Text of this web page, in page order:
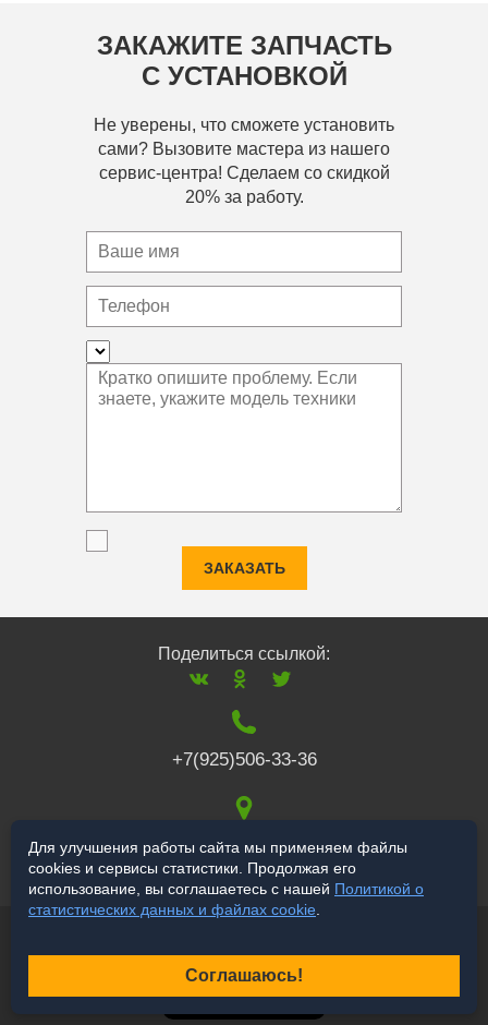
ЗАКАЖИТЕ ЗАПЧАСТЬ
С УСТАНОВКОЙ
Не уверены, что сможете установить
сами? Вызовите мастера из нашего
сервис-центра! Сделаем со скидкой
20% за работу.
ЗАКАЗАТЬ
Поделиться ссылкой:
+7(925)506-33-36
117519,г. Москва,
Варшавское ш., 132
Продвижение сайта
Для улучшения работы сайта мы применяем файлы
cookies и сервисы статистики. Продолжая его
использование, вы соглашаетесь с нашей Политикой о
статистических данных и файлах cookie
Соглашаюсь!